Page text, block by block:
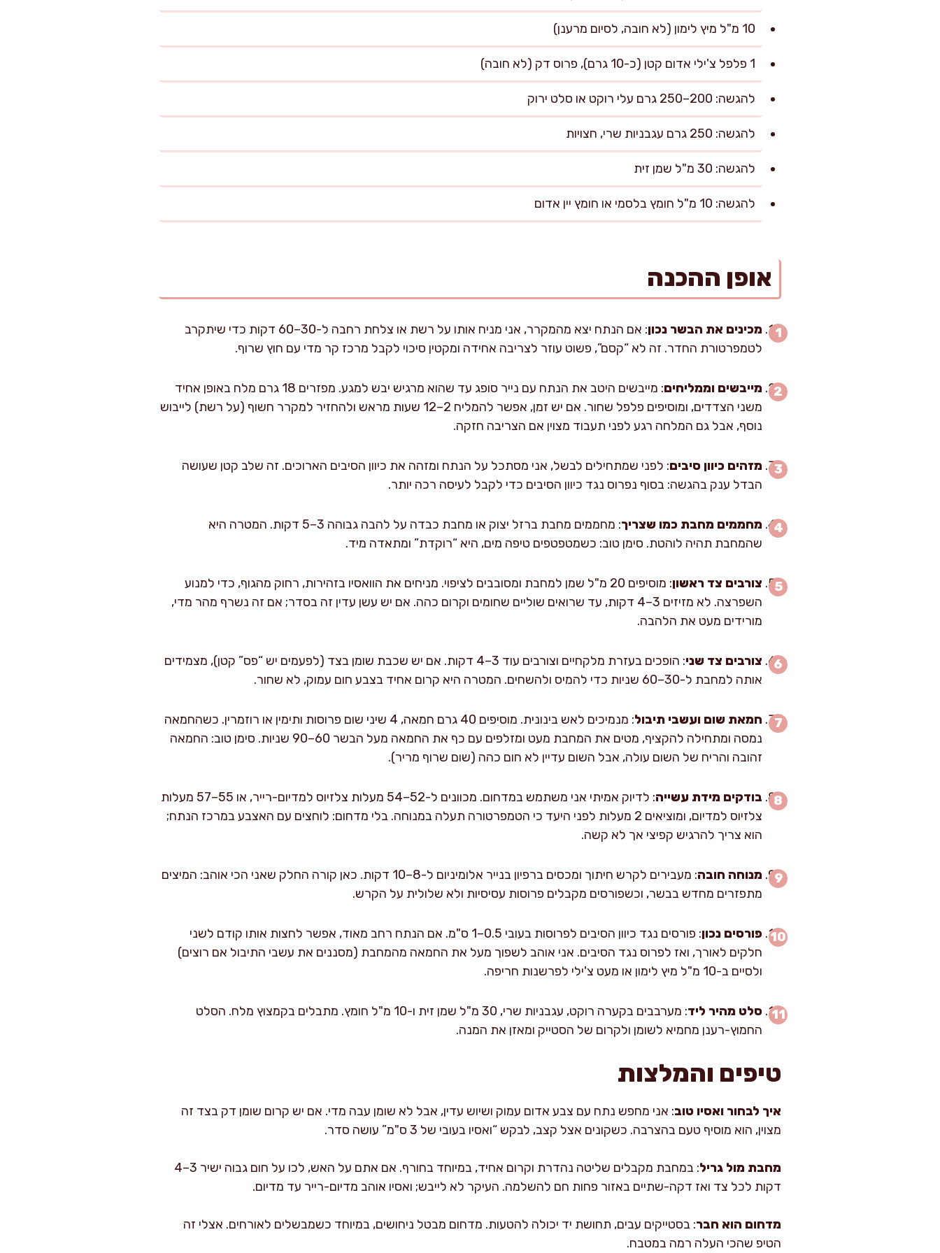
10 מ"ל מיץ לימון (לא חובה, לסיום מרענן)
1 פלפל צ'ילי אדום קטן (כ-10 גרם), פרוס דק (לא חובה)
להגשה: 200–250 גרם עלי רוקט או סלט ירוק
להגשה: 250 גרם עגבניות שרי, חצויות
להגשה: 30 מ"ל שמן זית
להגשה: 10 מ"ל חומץ בלסמי או חומץ יין אדום
אופן ההכנה
מכינים את הבשר נכון
: אם הנתח יצא מהמקרר, אני מניח אותו על רשת או צלחת רחבה ל-30–60 דקות כדי שיתקרב
לטמפרטורת החדר. זה לא “קסם”, פשוט עוזר לצריבה אחידה ומקטין סיכוי לקבל מרכז קר מדי עם חוץ שרוף.
מייבשים וממליחים
: מייבשים היטב את הנתח עם נייר סופג עד שהוא מרגיש יבש למגע. מפזרים 18 גרם מלח באופן אחיד
משני הצדדים, ומוסיפים פלפל שחור. אם יש זמן, אפשר להמליח 2–12 שעות מראש ולהחזיר למקרר חשוף (על רשת) לייבוש
נוסף, אבל גם המלחה רגע לפני תעבוד מצוין אם הצריבה חזקה.
מזהים כיוון סיבים: לפני שמתחילים לבשל, אני מסתכל על הנתח ומזהה את כיוון הסיבים הארוכים. זה שלב קטן שעושה
הבדל ענק בהגשה: בסוף נפרוס נגד כיוון הסיבים כדי לקבל לעיסה רכה יותר.
מחממים מחבת כמו שצריך
: מחממים מחבת ברזל יצוק או מחבת כבדה על להבה גבוהה 3–5 דקות. המטרה היא
שהמחבת תהיה לוהטת. סימן טוב: כשמטפטפים טיפה מים, היא “רוקדת” ומתאדה מיד.
צורבים צד ראשון
: מוסיפים 20 מ"ל שמן למחבת ומסובבים לציפוי. מניחים את הוואסיו בזהירות, רחוק מהגוף, כדי למנוע
השפרצה. לא מזיזים 3–4 דקות, עד שרואים שוליים שחומים וקרום כהה. אם יש עשן עדין זה בסדר; אם זה נשרף מהר מדי,
מורידים מעט את הלהבה.
צורבים צד שני
: הופכים בעזרת מלקחיים וצורבים עוד 3–4 דקות. אם יש שכבת שומן בצד (לפעמים יש “פס” קטן), מצמידים
אותה למחבת ל-30–60 שניות כדי להמיס ולהשחים. המטרה היא קרום אחיד בצבע חום עמוק, לא שחור.
חמאת שום ועשבי תיבול
: מנמיכים לאש בינונית. מוסיפים 40 גרם חמאה, 4 שיני שום פרוסות ותימין או רוזמרין. כשהחמאה
נמסה ומתחילה להקציף, מטים את המחבת מעט ומזלפים עם כף את החמאה מעל הבשר 60–90 שניות. סימן טוב: החמאה
זהובה והריח של השום עולה, אבל השום עדיין לא חום כהה (שום שרוף מריר).
בודקים מידת עשייה
: לדיוק אמיתי אני משתמש במדחום. מכוונים ל-52–54 מעלות צלזיוס למדיום-רייר, או 55–57 מעלות
צלזיוס למדיום, ומוציאים 2 מעלות לפני היעד כי הטמפרטורה תעלה במנוחה. בלי מדחום: לוחצים עם האצבע במרכז הנתח;
הוא צריך להרגיש קפיצי אך לא קשה.
מנוחה חובה
: מעבירים לקרש חיתוך ומכסים ברפיון בנייר אלומיניום ל-8–10 דקות. כאן קורה החלק שאני הכי אוהב: המיצים
מתפזרים מחדש בבשר, וכשפורסים מקבלים פרוסות עסיסיות ולא שלולית על הקרש.
פורסים נכון
: פורסים נגד כיוון הסיבים לפרוסות בעובי 0.5–1 ס"מ. אם הנתח רחב מאוד, אפשר לחצות אותו קודם לשני
חלקים לאורך, ואז לפרוס נגד הסיבים. אני אוהב לשפוך מעל את החמאה מהמחבת (מסננים את עשבי התיבול אם רוצים)
ולסיים ב-10 מ"ל מיץ לימון או מעט צ'ילי לפרשנות חריפה.
סלט מהיר ליד
: מערבבים בקערה רוקט, עגבניות שרי, 30 מ"ל שמן זית ו-10 מ"ל חומץ. מתבלים בקמצוץ מלח. הסלט
החמוץ-רענן מחמיא לשומן ולקרום של הסטייק ומאזן את המנה.
טיפים והמלצות
איך לבחור ואסיו טוב: אני מחפש נתח עם צבע אדום עמוק ושיוש עדין, אבל לא שומן עבה מדי. אם יש קרום שומן דק בצד זה
מצוין, הוא מוסיף טעם בהצרבה. כשקונים אצל קצב, לבקש “ואסיו בעובי של 3 ס"מ” עושה סדר.
מחבת מול גריל
: במחבת מקבלים שליטה נהדרת וקרום אחיד, במיוחד בחורף. אם אתם על האש, לכו על חום גבוה ישיר 3–4
דקות לכל צד ואז דקה-שתיים באזור פחות חם להשלמה. העיקר לא לייבש; ואסיו אוהב מדיום-רייר עד מדיום.
מדחום הוא חבר: בסטייקים עבים, תחושת יד יכולה להטעות. מדחום מבטל ניחושים, במיוחד כשמבשלים לאורחים. אצלי זה
הטיפ שהכי העלה רמה במטבח.